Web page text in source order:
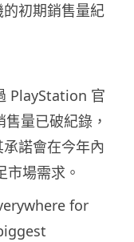
初期銷售量紀
PlayStation 官
量已破紀錄，
諾會在今年內
場需求。
for